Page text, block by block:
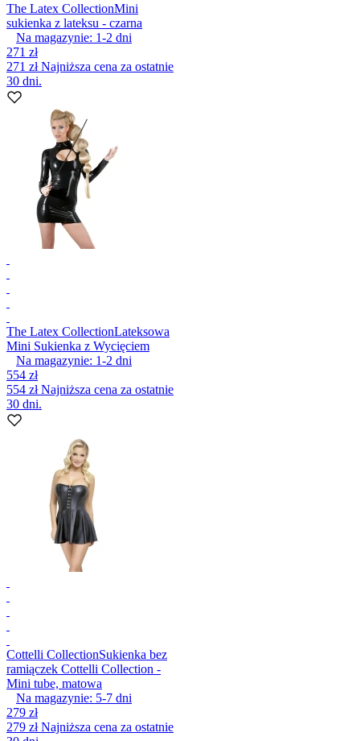
The Latex CollectionMini
sukienka z lateksu - czarna
Na magazynie: 1-2 dni
271 zł
271 złNajniższa cena za ostatnie
30 dni.
The Latex CollectionLateksowa
Mini Sukienka z Wycięciem
Na magazynie: 1-2 dni
554 zł
554 złNajniższa cena za ostatnie
30 dni.
Cottelli CollectionSukienka bez
ramiączek Cottelli Collection -
Mini tube, matowa
Na magazynie: 5-7 dni
279 zł
279 złNajniższa cena za ostatnie